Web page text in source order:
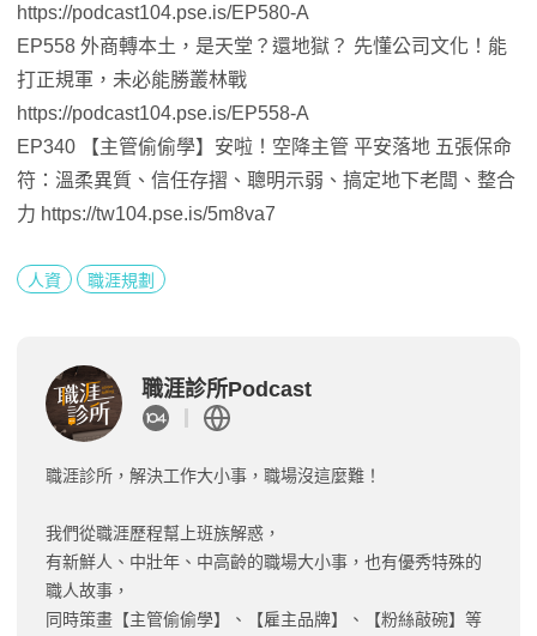
https://podcast104.pse.is/EP580-A
EP558 外商轉本土，是天堂？還地獄？ 先懂公司文化！能
打正規軍，未必能勝叢林戰
https://podcast104.pse.is/EP558-A
EP340 【主管偷偷學】安啦！空降主管 平安落地 五張保命
符：溫柔異質、信任存摺、聰明示弱、搞定地下老闆、整合
力 https://tw104.pse.is/5m8va7
人資 職涯規劃
職涯診所Podcast
職涯診所，解決工作大小事，職場沒這麼難！
我們從職涯歷程幫上班族解惑，
有新鮮人、中壯年、中高齡的職場大小事，也有優秀特殊的
職人故事，
同時策畫【主管偷偷學】、【雇主品牌】、【粉絲敲碗】等